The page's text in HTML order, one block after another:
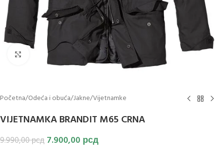
Klikni za uvećanje slike
Početna/Odeća i obuća/Jakne/Vijetnamke
VIJETNAMKA BRANDIT M65 CRNA
9.990,00рсд 7.900,00 рсд